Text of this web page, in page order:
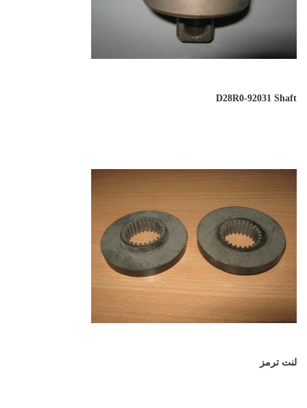
D28R0-92031 Shaft
لنت ترمز